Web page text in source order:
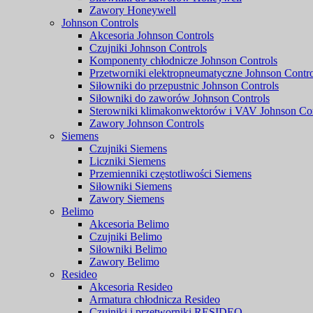
Zawory Honeywell
Johnson Controls
Akcesoria Johnson Controls
Czujniki Johnson Controls
Komponenty chłodnicze Johnson Controls
Przetworniki elektropneumatyczne Johnson
Siłowniki do przepustnic Johnson Controls
Siłowniki do zaworów Johnson Controls
Sterowniki klimakonwektorów i VAV Johnson
Zawory Johnson Controls
Siemens
Czujniki Siemens
Liczniki Siemens
Przemienniki częstotliwości Siemens
Siłowniki Siemens
Zawory Siemens
Belimo
Akcesoria Belimo
Czujniki Belimo
Siłowniki Belimo
Zawory Belimo
Resideo
Akcesoria Resideo
Armatura chłodnicza Resideo